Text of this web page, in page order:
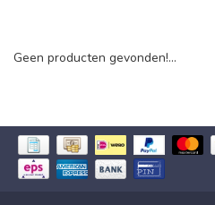
Geen producten gevonden!...